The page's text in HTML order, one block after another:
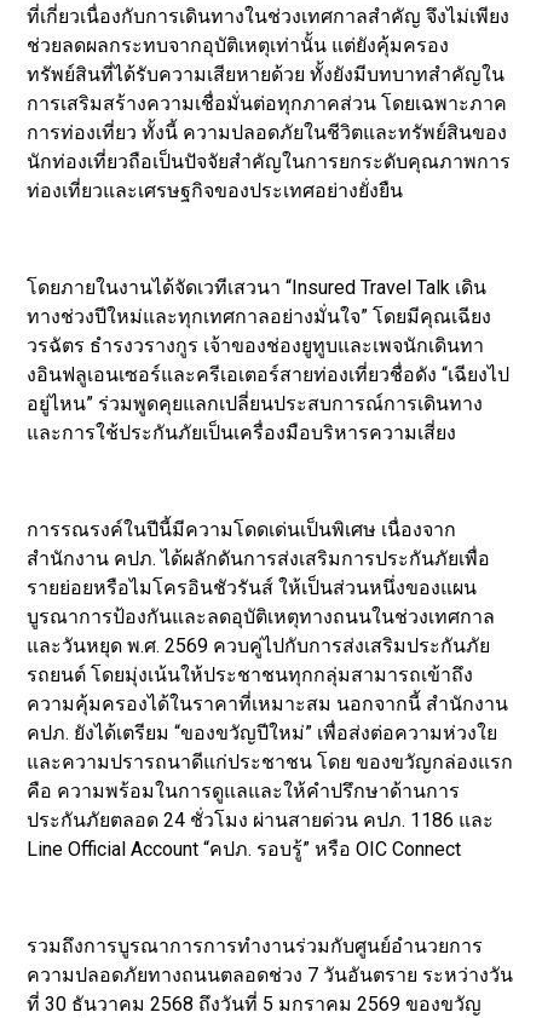
ที่เกี่ยวเนื่องกับการเดินทางในช่วงเทศกาลสำคัญ จึงไม่เพียง
ช่วยลดผลกระทบจากอุบัติเหตุเท่านั้น แต่ยังคุ้มครอง
ทรัพย์สินที่ได้รับความเสียหายด้วย ทั้งยังมีบทบาทสำคัญใน
การเสริมสร้างความเชื่อมั่นต่อทุกภาคส่วน โดยเฉพาะภาค
การท่องเที่ยว ทั้งนี้ ความปลอดภัยในชีวิตและทรัพย์สินของ
นักท่องเที่ยวถือเป็นปัจจัยสำคัญในการยกระดับคุณภาพการ
ท่องเที่ยวและเศรษฐกิจของประเทศอย่างยั่งยืน
โดยภายในงานได้จัดเวทีเสวนา “Insured Travel Talk เดิน
ทางช่วงปีใหม่และทุกเทศกาลอย่างมั่นใจ” โดยมีคุณเฉียง
วรฉัตร ธำรงวรางกูร เจ้าของช่องยูทูบและเพจนักเดินทา
งอินฟลูเอนเซอร์และครีเอเตอร์สายท่องเที่ยวชื่อดัง “เฉียงไป
อยู่ไหน” ร่วมพูดคุยแลกเปลี่ยนประสบการณ์การเดินทาง
และการใช้ประกันภัยเป็นเครื่องมือบริหารความเสี่ยง
การรณรงค์ในปีนี้มีความโดดเด่นเป็นพิเศษ เนื่องจาก
สำนักงาน คปภ. ได้ผลักดันการส่งเสริมการประกันภัยเพื่อ
รายย่อยหรือไมโครอินชัวรันส์ ให้เป็นส่วนหนึ่งของแผน
บูรณาการป้องกันและลดอุบัติเหตุทางถนนในช่วงเทศกาล
และวันหยุด พ.ศ. 2569 ควบคู่ไปกับการส่งเสริมประกันภัย
รถยนต์ โดยมุ่งเน้นให้ประชาชนทุกกลุ่มสามารถเข้าถึง
ความคุ้มครองได้ในราคาที่เหมาะสม นอกจากนี้ สำนักงาน
คปภ. ยังได้เตรียม “ของขวัญปีใหม่” เพื่อส่งต่อความห่วงใย
และความปรารถนาดีแก่ประชาชน โดย ของขวัญกล่องแรก
คือ ความพร้อมในการดูแลและให้คำปรึกษาด้านการ
ประกันภัยตลอด 24 ชั่วโมง ผ่านสายด่วน คปภ. 1186 และ
Line Official Account “คปภ. รอบรู้” หรือ OIC Connect
รวมถึงการบูรณาการการทำงานร่วมกับศูนย์อำนวยการ
ความปลอดภัยทางถนนตลอดช่วง 7 วันอันตราย ระหว่างวัน
ที่ 30 ธันวาคม 2568 ถึงวันที่ 5 มกราคม 2569 ของขวัญ